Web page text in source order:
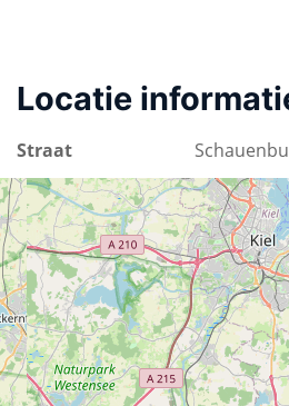
Locatie
Straat
Plaats 24118 Kiel
Provincie
Land Duitsland
Aankomende